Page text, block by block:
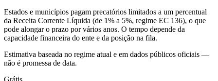
Estados e municípios pagam precatórios limitados a um percentual
da Receita Corrente Líquida (de 1% a 5%, regime EC 136), o que
pode alongar o prazo por vários anos. O tempo depende da
capacidade financeira do ente e da posição na fila.
Estimativa baseada no regime atual e em dados públicos oficiais —
não é promessa de data.
Grátis